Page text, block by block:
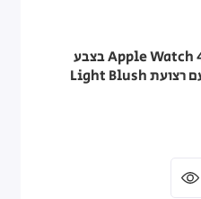
שעון Apple Watch 42mm Series 11 GPS בצבע
Rose Gold Aluminium עם רצועת Light Blush